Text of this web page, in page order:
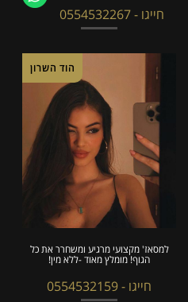
חייגו - 0554532267
הוד השרון
למסאז' מקצועי מרגיע ומשחרר את כל
הגוף! מומלץ מאוד -ללא מין!
חייגו - 0554532159